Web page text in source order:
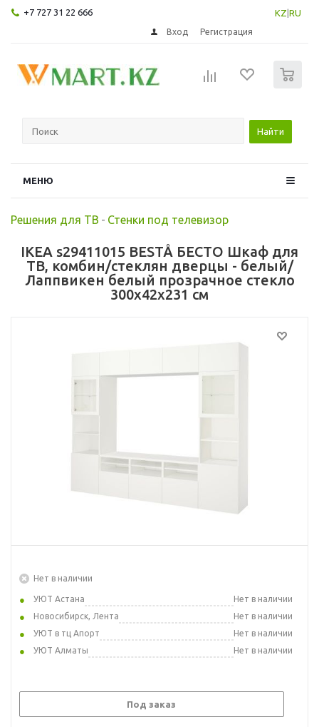
+7 727 31 22 666 KZ RU
Вход Регистрация
Найти
МЕНЮ
Решения для ТВ - Стенки под телевизор
IKEA s29411015 BESTÅ БЕСТО Шкаф для
ТВ, комбин/стеклян дверцы - белый/
Лаппвикен белый прозрачное стекло
300x42x231 см
Нет в наличии
УЮТ Астана
Нет в наличии
Новосибирск, Лента
Нет в наличии
УЮТ в тц Апорт
Нет в наличии
УЮТ Алматы
Нет в наличии
Под заказ